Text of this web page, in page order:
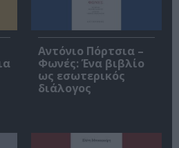
Αντόνιο Πόρτσια –
Φωνές: Ένα βιβλίο
ως εσωτερικός
διάλογος